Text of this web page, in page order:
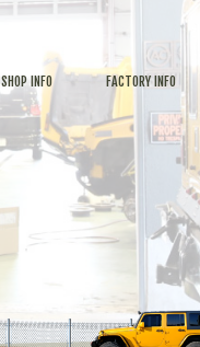
SHOP INFO FACTORY INFO